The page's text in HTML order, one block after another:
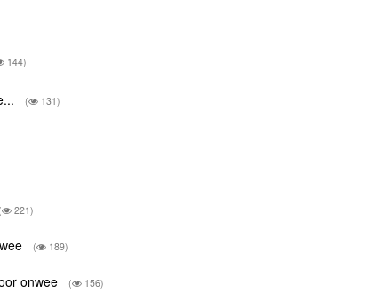
144)
( 131)
( 221)
( 189)
onwee ( 156)